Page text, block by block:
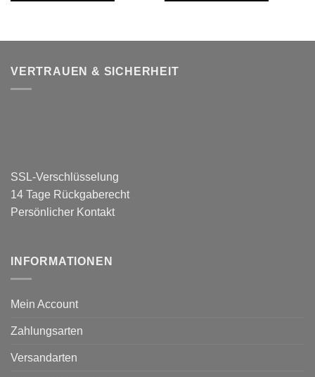
VERTRAUEN & SICHERHEIT
SSL-Verschlüsselung
14 Tage Rückgaberecht
Persönlicher Kontakt
INFORMATIONEN
Mein Account
Zahlungsarten
Versandarten